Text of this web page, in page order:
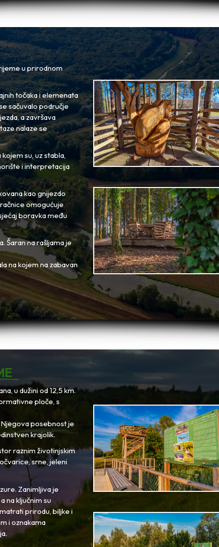
u prirodnom
točaka i elemenata
sačuvalo područje
a završava
nalaze se
su, uz stabla,
i interpretacija
kao gnijezdo
omogućuje
boravka među
Šaran na rašljama je
na kojem na zabavan
u dužini od 12,5 km.
ploče, s
posebnost je
krajolik.
raznim životinjskim
srne, jeleni
Zanimljiva je
na ključnim su
prirodu, biljke i
i oznakama